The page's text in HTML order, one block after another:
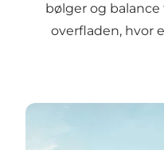
bølger og
overfladen, hvor
Surfspots